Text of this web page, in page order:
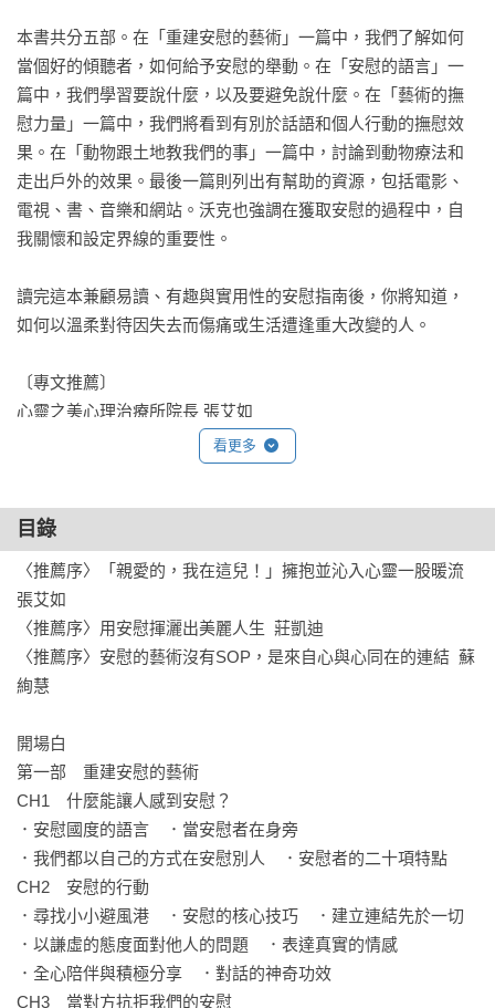
本書共分五部。在「重建安慰的藝術」一篇中，我們了解如何
當個好的傾聽者，如何給予安慰的舉動。在「安慰的語言」一
篇中，我們學習要說什麼，以及要避免說什麼。在「藝術的撫
慰力量」一篇中，我們將看到有別於話語和個人行動的撫慰效
果。在「動物跟土地教我們的事」一篇中，討論到動物療法和
走出戶外的效果。最後一篇則列出有幫助的資源，包括電影、
電視、書、音樂和網站。沃克也強調在獲取安慰的過程中，自
我關懷和設定界線的重要性。
讀完這本兼顧易讀、有趣與實用性的安慰指南後，你將知道，
如何以溫柔對待因失去而傷痛或生活遭逢重大改變的人。
〔專文推薦〕
心靈之美心理治療所院長 張艾如
衛生福利部雙和醫院精神科主治醫師 莊凱迪
看更多
目錄
〈推薦序〉「親愛的，我在這兒！」擁抱並沁入心靈一股暖流
張艾如
〈推薦序〉用安慰揮灑出美麗人生  莊凱迪
〈推薦序〉安慰的藝術沒有SOP，是來自心與心同在的連結  蘇
絢慧
開場白
第一部　重建安慰的藝術
CH1　什麼能讓人感到安慰？
．安慰國度的語言　．當安慰者在身旁
．我們都以自己的方式在安慰別人　．安慰者的二十項特點
CH2　安慰的行動
．尋找小小避風港　．安慰的核心技巧　．建立連結先於一切
．以謙虛的態度面對他人的問題　．表達真實的情感
．全心陪伴與積極分享　．對話的神奇功效
CH3　當對方抗拒我們的安慰